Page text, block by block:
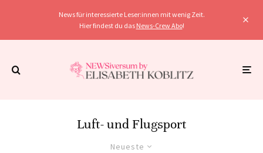
News für interessierte Leser:innen mit wenig Zeit.
Hier findest du das News-Crew Abo!
Luft- und Flugsport
Neueste